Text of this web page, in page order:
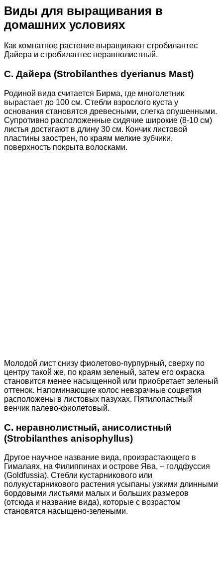
Виды для выращивания в
домашних условиях
Как комнатное растение выращивают стробилантес
Дайера и стробилантес неравнолистный.
С. Дайера (Strobilanthes dyerianus Mast)
Родиной вида считается Бирма, где многолетник
вырастает до 100 см. Стебли взрослого куста у
основания становятся древесными, слегка опушенными.
Супротивно расположенные сидячие широкие (8-10 см)
листья достигают в длину 30 см. Кончик листовой
пластины заострен, по краям мелкие зубчики,
поверхность покрыта волосками.
Молодой лист снизу фиолетово-пурпурный, сверху по
центру такой же, по краям зеленый, затем его окраска
становится менее насыщенной или приобретает зеленый
оттенок. Напоминающие колос невзрачные соцветия
расположены в листовых пазухах. Пятилопастный
венчик палево-фиолетовый.
С. неравнолистный, анисолистный
(Strobilanthes anisophyllus)
Другое научное название вида, произрастающего в
Гималаях, на Филиппинах и острове Ява, – голдфуссия
(Goldfussia). Стебли кустарникового или
полукустарникового растения усыпаны узкими длинными
бордовыми листьями малых и больших размеров
(отсюда и название вида), которые с возрастом
становятся насыщено-зелеными.